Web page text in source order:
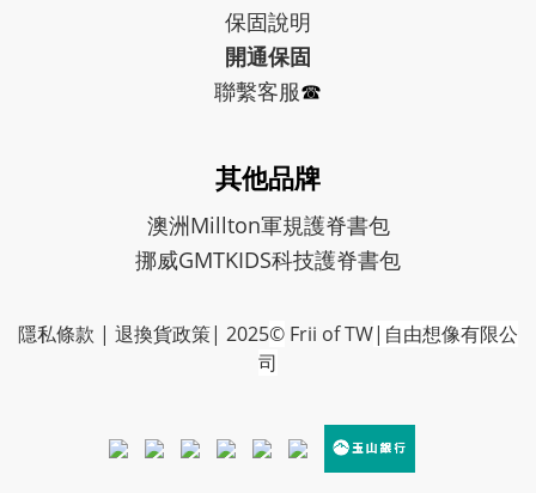
保固說明
開通保固
聯繫客服☎︎
其他品牌
澳洲Millton軍規護脊書包
挪威GMTKIDS科技護脊書包
隱私條款 | 退換貨政策| 2025© Frii of TW|自由想像有限公
司